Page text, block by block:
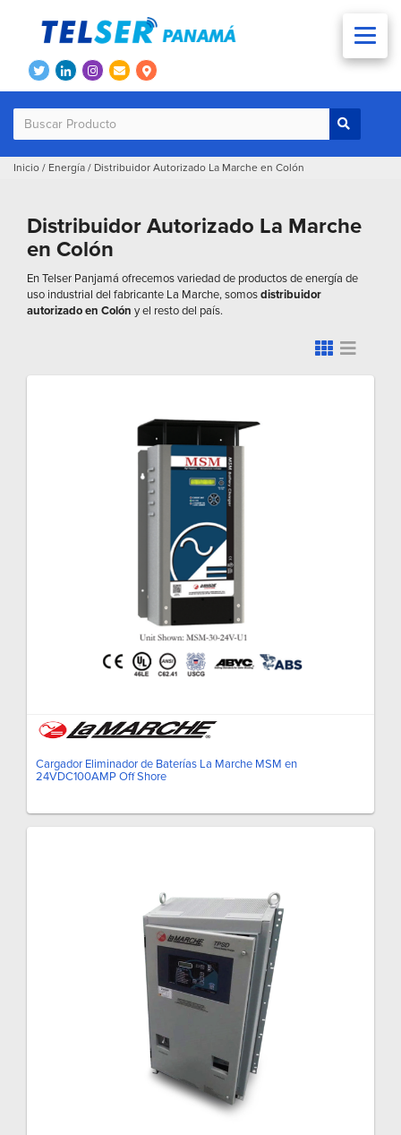
Inicio / Energía / Distribuidor Autorizado La Marche en Colón
Distribuidor Autorizado La Marche
en Colón
En Telser Panjamá ofrecemos variedad de productos de energía de
uso industrial del fabricante La Marche, somosdistribuidor
autorizado en Colón y el resto del país.
Cargador Eliminador de Baterías La Marche MSM en
24VDC100AMP Off Shore